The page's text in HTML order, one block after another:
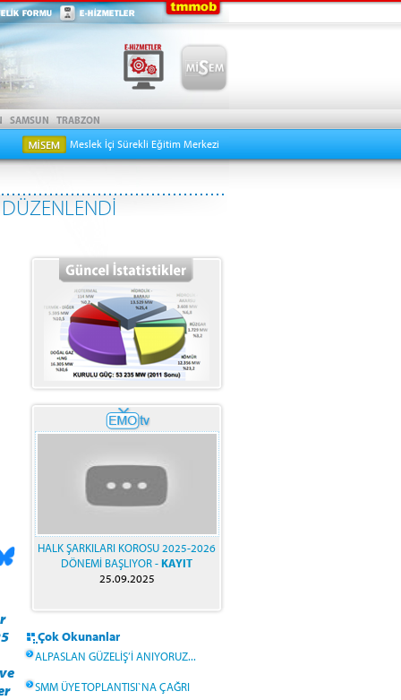
Meslek İçi Sürekli Eğitim Merkezi
DÜZENLENDİ
HALK ŞARKILARI KOROSU 2025-2026
DÖNEMİ BAŞLIYOR -KAYIT
25.09.2025
Çok Okunanlar
ALPASLAN GÜZELİŞ’İ ANIYORUZ...
SMM ÜYE TOPLANTISI`NA ÇAĞRI